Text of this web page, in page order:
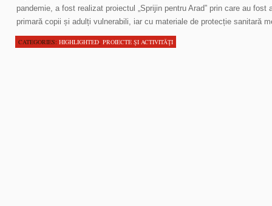
pandemie, a fost realizat proiectul „Sprijin pentru Arad” prin care au
primară copii și adulți vulnerabili, iar cu materiale de protecție sanitară
CATEGORIES: HIGHLIGHTED, PROIECTE ŞI ACTIVITĂŢI